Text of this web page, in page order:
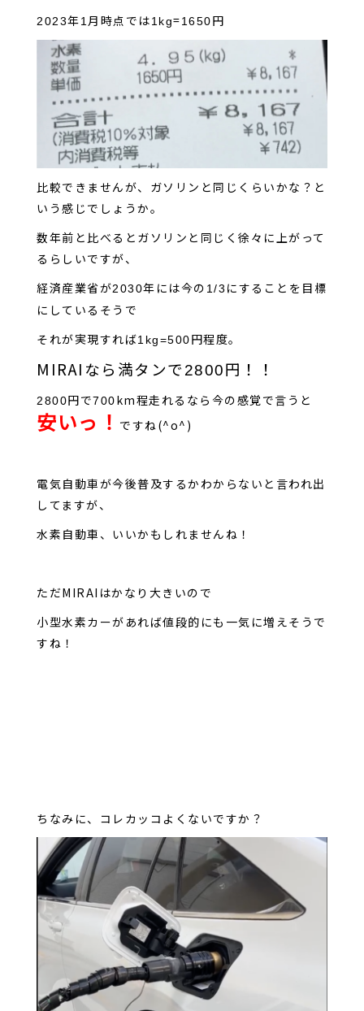
2023年1 月時点では1kg=1650円
比較できませんが、ガソリンと同じくらいかな？と
いう感じでしょうか。
数年前と比べるとガソリンと同じく徐々に上がって
るらしいですが、
経済産業省が2030年には今の 1/3 にすることを目標
にしているそうで
それが実現すれば1kg=500円程度。
MIRAIなら満タンで 2800円！！
2800円で700km程走れるなら今の感覚で言うと
安いっ！ ですね(^o^)
電気自動車が今後普及するかわからないと言われ出
してますが、
水素自動車、いいかもしれませんね！
ただMIRAIはかなり大きいので
小型水素カーがあれば値段的にも一気に増えそうで
すね！
ちなみに、コレカッコよくないですか？